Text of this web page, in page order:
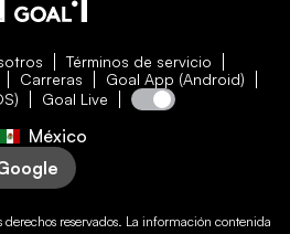
Términos de servicio
Carreras
Goal App (Android)
Goal Live
México
derechos reservados. La información contenida